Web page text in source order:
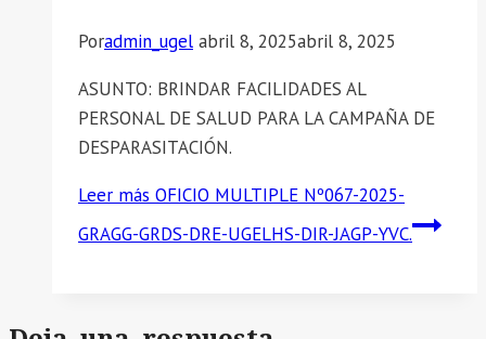
Poradmin_ugel abril 8, 2025abril 8, 2025
ASUNTO: BRINDAR FACILIDADES AL
PERSONAL DE SALUD PARA LA CAMPAÑA DE
DESPARASITACIÓN.
Leer más OFICIO MULTIPLE Nº067-2025-
GRAGG-GRDS-DRE-UGELHS-DIR-JAGP-YVC.